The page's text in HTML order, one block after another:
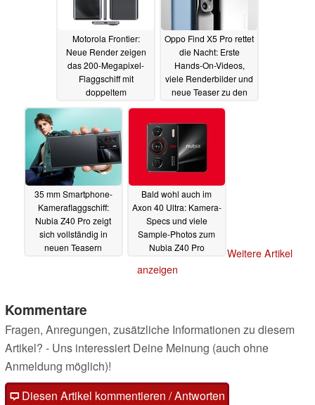
Motorola Frontier:
Neue Render zeigen
das 200-Megapixel-
Flaggschiff mit
doppeltem
Kamerabuckel
Oppo Find X5 Pro rettet
die Nacht: Erste
Hands-On-Videos,
viele Renderbilder und
neue Teaser zu den
hübschen Kamera-
Flaggschiffen
35 mm Smartphone-
Kameraflaggschiff:
Nubia Z40 Pro zeigt
sich vollständig in
neuen Teasern
Bald wohl auch im
Axon 40 Ultra: Kamera-
Specs und viele
Sample-Photos zum
Nubia Z40 Pro
Weitere Artikel
anzeigen
Kommentare
Fragen, Anregungen, zusätzliche Informationen zu diesem
Artikel? - Uns interessiert Deine Meinung (auch ohne
Anmeldung möglich)!
Diesen Artikel kommentieren / Antworten